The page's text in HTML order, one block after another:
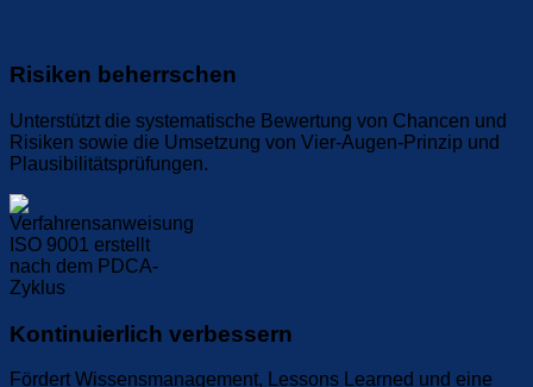
Risiken beherrschen
Unterstützt die systematische Bewertung von Chancen und
Risiken sowie die Umsetzung von Vier-Augen-Prinzip und
Plausibilitätsprüfungen.
Kontinuierlich verbessern
Fördert Wissensmanagement, Lessons Learned und eine